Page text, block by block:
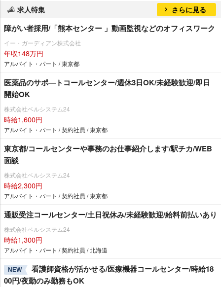
求人特集 さらに見る
障がい者採用/「熊本センター 」動画監視などのオフィスワーク
イー・ガーディアン株式会社
年収148万円
アルバイト・パート / 東京都
医薬品のサポ―トコールセンター/週休3日OK/未経験歓迎/即日
開始OK
株式会社ベルシステム24
時給1,600円
アルバイト・パート / 契約社員 / 東京都
東京都/コールセンターや事務のお仕事紹介します/駅チカ/WEB
面談
株式会社ベルシステム24
時給2,300円
アルバイト・パート / 契約社員 / 東京都
通販受注コールセンター/土日祝休み/未経験歓迎/給料前払いあり
株式会社ベルシステム24
時給1,300円
アルバイト・パート / 契約社員 / 北海道
NEW
看護師資格が活かせる/医療機器コールセンター/時給18
00円/夜勤のみ勤務もOK